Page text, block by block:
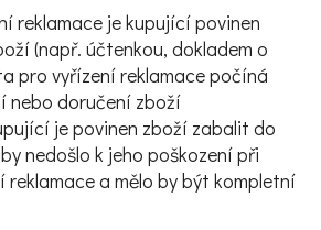
reklamace je kupující povinen
(např. účtenkou, dokladem o
pro vyřízení reklamace počíná
nebo doručení zboží
je povinen zboží zabalit do
nedošlo k jeho poškození při
reklamace a mělo by být kompletní